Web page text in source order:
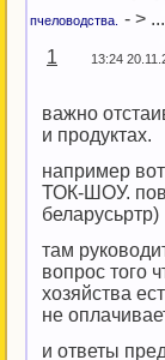
пчеловодства. - >
1 13:24
важно
и продуктах.
например
ТОК-ШОУ.
беларусьртр)
там
вопрос того
хозяйства
не
и ответы